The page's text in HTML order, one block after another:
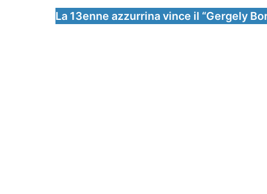
La 13enne azzurrina vince il “Gergely